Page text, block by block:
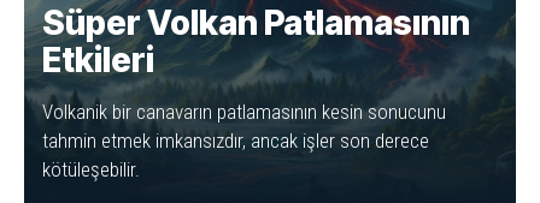
Süper Volkan Patlamasının
Etkileri
Volkanik bir canavarın patlamasının kesin sonucunu
tahmin etmek imkansızdır, ancak işler son derece
kötüleşebilir.